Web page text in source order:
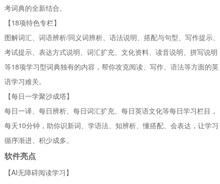
考词典的全新结合。
【18项特色专栏】
图解词汇、词语辨析/同义词辨析、语法说明、搭配与句型、写作提示、
考试提示、表达方式说明、词汇扩充、文化资料、读音说明、拼写说明
等18项学习型词典独有的内容，帮你攻克阅读、写作、语法等方面的英
语学习难关。
【每日一学聚沙成塔】
每日一译、每日辨析、每日词汇扩充、每日英语文化等每日学习栏目，
每天10分钟，助你识新词、学语法、知辨析、懂搭配、会表达，让学习
循序渐进、积少成多。
软件亮点
【AI无障碍阅读学习】